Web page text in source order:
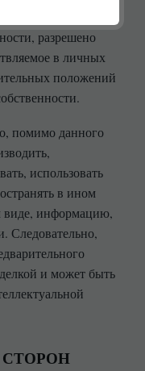
с положениями
разрешено
в личных
положений
помимо данного
использовать
в ином
виде, информацию,
Следовательно,
и может быть